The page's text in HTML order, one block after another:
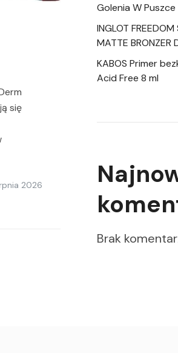
się
2026
Golenia W
INGLOT FREEDOM
MATTE
KABOS Primer
Acid Free 8 ml
Brak